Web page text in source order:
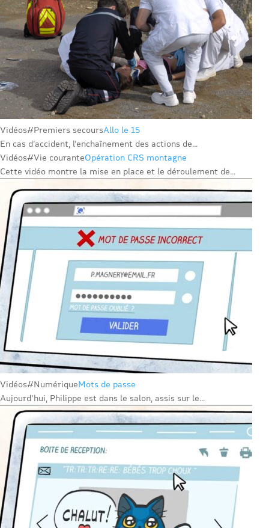
Vidéos#Premiers secoursAllo le 15
En cas d’accident, l’enchaînement des actions de...
Vidéos#Vie couranteOpération CRS montagne
Cette vidéo montre la mise en place et le déroulement de...
Vidéos#NumériqueMots de passe
Aujourd’hui, Philippe est dans le salon, assis sur le...